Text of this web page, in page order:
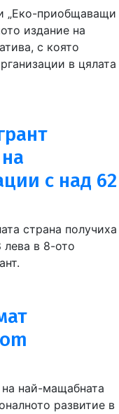
„Еко-приобщаващи
издание на
с която
в цялата
с над 62
страна получиха
лева в 8-ото
най-мащабната
развитие в